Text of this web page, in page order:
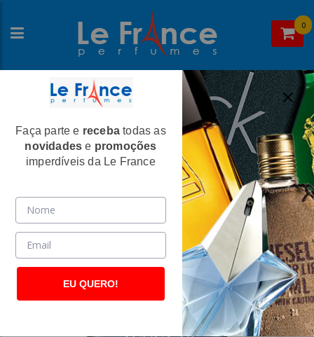
0
Home>Giorgio Armani>Perfumes Masculinos
Acqua Di Gio Profondo Masculino Eau
de Parfum - Giorgio Armani
(2478)
Faça parte e receba todas as
novidades e promoções
imperdíveis da Le France
EU QUERO!